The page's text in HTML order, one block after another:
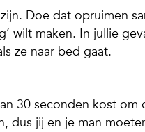
Doe dat opruimen
wilt maken. In jullie
ze naar bed gaat.
30 seconden kost om
dus jij en je man